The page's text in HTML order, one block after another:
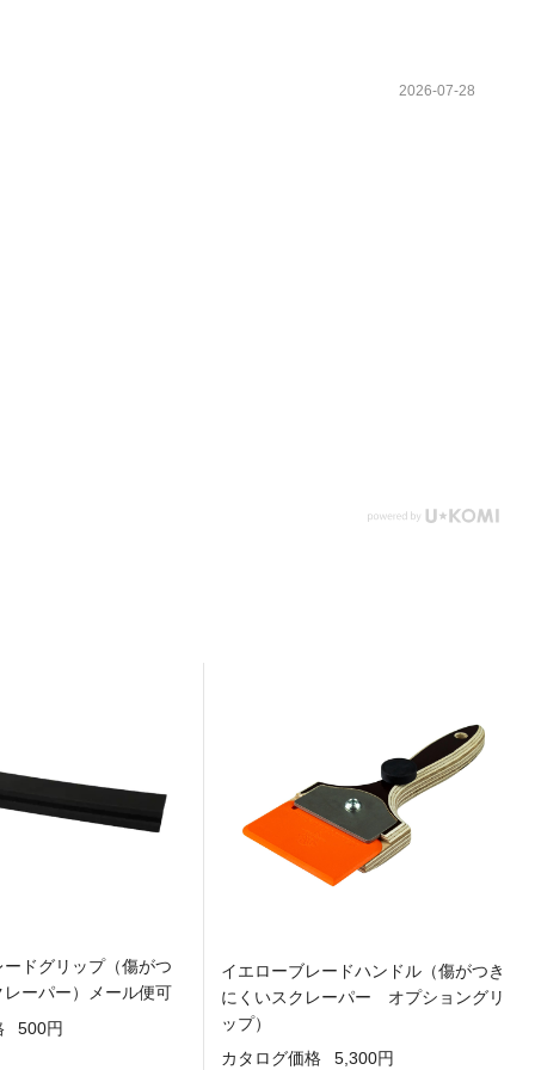
2026-07-28
ドグリップ（傷がつ
レーパー）メール便可
500円
イエローブレードハンドル（傷がつき
にくいスクレーパー オプショングリ
ップ）
カタログ価格
5,300円